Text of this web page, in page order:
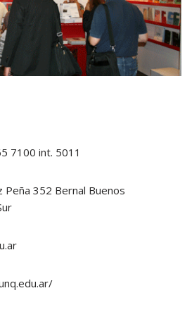
7100 int. 5011
Peña 352 Bernal Buenos